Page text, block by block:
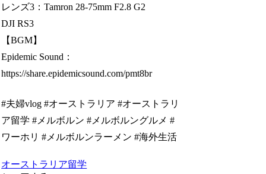
レンズ3：Tamron 28-75mm F2.8 G2
DJI RS3
【BGM】
Epidemic Sound：
https://share.epidemicsound.com/pmt8br
#夫婦vlog #オーストラリア #オーストラリ
ア留学 #メルボルン #メルボルングルメ #
ワーホリ #メルボルンラーメン #海外生活
オーストラリア留学